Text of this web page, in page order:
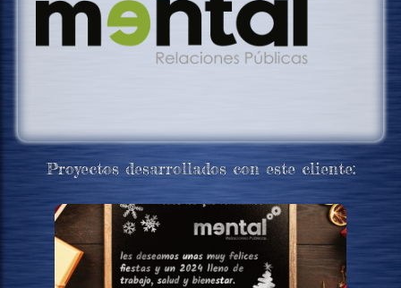
Proyectos desarrollados con este cliente: